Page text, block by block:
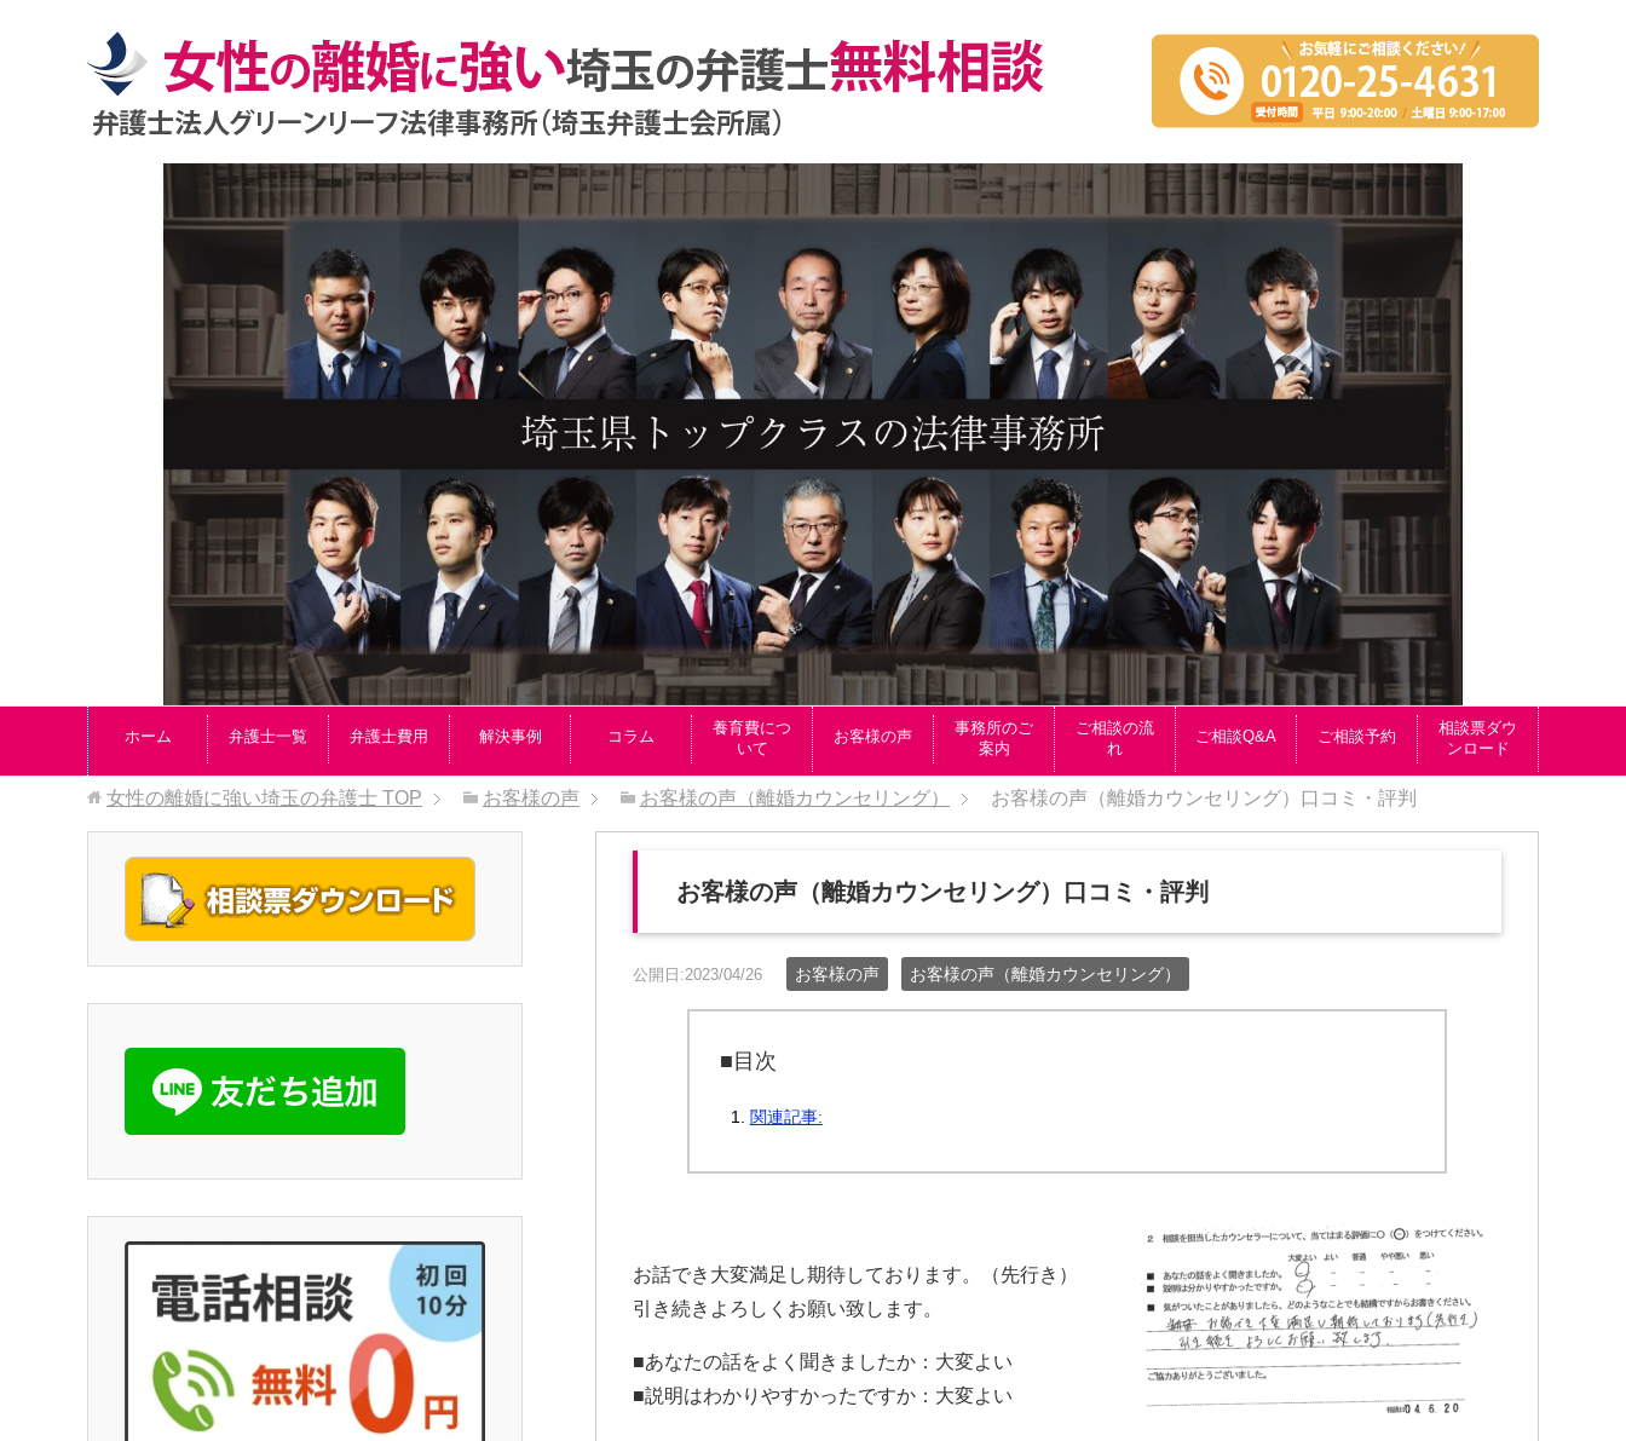
ホーム 弁護士一覧 弁護士費用 解決事例 コラム
養育費につ
いて
お客様の声
事務所のご
案内
ご相談の流
れ
ご相談Q&A ご相談予約
相談票ダウ
ンロード
女性の離婚に強い埼玉の弁護士 TOP お客様の声 お客様の声（離婚カウンセリング） お客様の声（離婚カウンセリング）口コミ・評判
お客様の声（離婚カウンセリング）口コミ・評判
公開日:2023/04/26 お客様の声 お客様の声（離婚カウンセリング）
■目次
関連記事:
お話でき大変満足し期待しております。（先行き）
引き続きよろしくお願い致します。
■あなたの話をよく聞きましたか：大変よい
■説明はわかりやすかったですか：大変よい